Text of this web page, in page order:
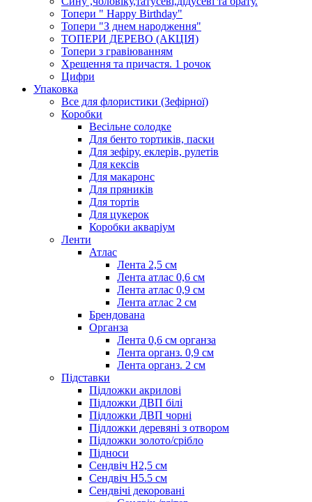
Топери " Happy Birthday"
Топери "З днем народження"
ТОПЕРИ ДЕРЕВО (АКЦІЯ)
Топери з гравіюванням
Хрещення та причастя. 1 рочок
Цифри
Упаковка
Все для флористики (Зефірної)
Коробки
Весільне солодке
Для бенто тортиків, паски
Для зефіру, еклерів, рулетів
Для кексів
Для макаронс
Для пряників
Для тортів
Для цукерок
Коробки акваріум
Ленти
Атлас
Лента 2,5 см
Лента атлас 0,6 см
Лента атлас 0,9 см
Лента атлас 2 см
Брендована
Органза
Лента 0,6 см органза
Лента органз. 0,9 см
Лента органз. 2 см
Підставки
Підложки акрилові
Підложки ДВП білі
Підложки ДВП чорні
Підложки деревяні з отвором
Підложки золото/срібло
Підноси
Сендвіч H2,5 см
Сендвіч H5.5 см
Сендвічі декоровані